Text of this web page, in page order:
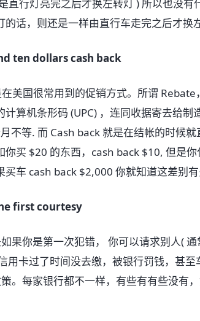
直行灯亮完之后才换左转灯 ) 所以也没有
话，则还是一样由直行车走完之后才换
ten dollars cash back
国很常用到的促销方式。所谓 Rebate
算机条形码 (UPC) ，连同收据寄去给制
不等. 而 Cash back 就是在结帐的时候
买 $20 的东西，cash back $10, 但是
车 cash back $2,000 你就知道这差别有
first courtesy
你是第一次犯错， 你可以请求别人( 通
用卡过了时间没去缴，被银行罚钱，甚
。每家银行都不一样，有些有有些没有